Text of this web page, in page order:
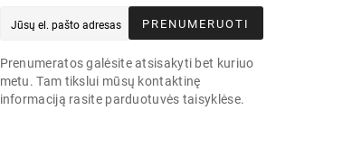
PRENUMERUOTI
Prenumeratos galėsite atsisakyti bet kuriuo
metu. Tam tikslui mūsų kontaktinę
informaciją rasite parduotuvės taisyklėse.